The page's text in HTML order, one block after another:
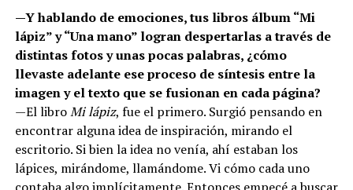
—Y hablando de emociones, tus libros álbum “Mi
lápiz” y “Una mano” logran despertarlas a través de
distintas fotos y unas pocas palabras, ¿cómo
llevaste adelante ese proceso de síntesis entre la
imagen y el texto que se fusionan en cada página?
—El libroMi lápiz, fue el primero. Surgió pensando en
encontrar alguna idea de inspiración, mirando el
escritorio. Si bien la idea no venía, ahí estaban los
lápices, mirándome, llamándome. Vi cómo cada uno